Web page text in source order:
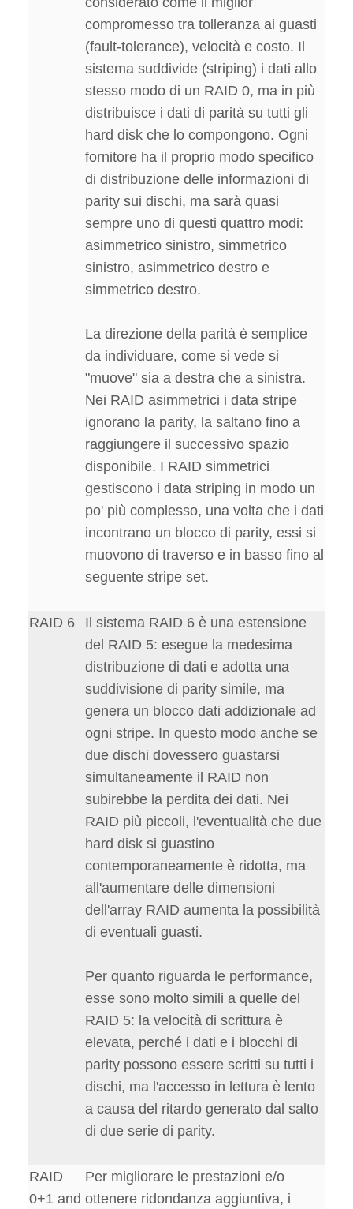
compromesso tra tolleranza ai guasti
(fault-tolerance), velocità e costo. Il
sistema suddivide (striping) i dati allo
stesso modo di un RAID 0, ma in più
distribuisce i dati di parità su tutti gli
hard disk che lo compongono. Ogni
fornitore ha il proprio modo specifico
di distribuzione delle informazioni di
parity sui dischi, ma sarà quasi
sempre uno di questi quattro modi:
asimmetrico sinistro, simmetrico
sinistro, asimmetrico destro e
simmetrico destro.
La direzione della parità è semplice
da individuare, come si vede si
"muove" sia a destra che a sinistra.
Nei RAID asimmetrici i data stripe
ignorano la parity, la saltano fino a
raggiungere il successivo spazio
disponibile. I RAID simmetrici
gestiscono i data striping in modo un
po' più complesso, una volta che i dati
incontrano un blocco di parity, essi si
muovono di traverso e in basso fino al
seguente stripe set.
RAID 6
Il sistema RAID 6 è una estensione
del RAID 5: esegue la medesima
distribuzione di dati e adotta una
suddivisione di parity simile, ma
genera un blocco dati addizionale ad
ogni stripe. In questo modo anche se
due dischi dovessero guastarsi
simultaneamente il RAID non
subirebbe la perdita dei dati. Nei
RAID più piccoli, l'eventualità che due
hard disk si guastino
contemporaneamente è ridotta, ma
all'aumentare delle dimensioni
dell'array RAID aumenta la possibilità
di eventuali guasti.
Per quanto riguarda le performance,
esse sono molto simili a quelle del
RAID 5: la velocità di scrittura è
elevata, perché i dati e i blocchi di
parity possono essere scritti su tutti i
dischi, ma l'accesso in lettura è lento
a causa del ritardo generato dal salto
di due serie di parity.
RAID
0+1 and
Per migliorare le prestazioni e/o
ottenere ridondanza aggiuntiva, i